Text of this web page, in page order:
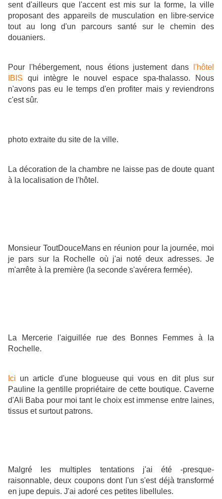
sent d'ailleurs que l'accent est mis sur la forme, la ville
proposant des appareils de musculation en libre-service
tout au long d'un parcours santé sur le chemin des
douaniers.
Pour l'hébergement, nous étions justement dans l'hôtel
IBIS qui intègre le nouvel espace spa-thalasso. Nous
n'avons pas eu le temps d'en profiter mais y reviendrons
c'est sûr.
photo extraite du site de la ville.
La décoration de la chambre ne laisse pas de doute quant
à la localisation de l'hôtel.
Monsieur ToutDouceMans en réunion pour la journée, moi
je pars sur la Rochelle où j'ai noté deux adresses. Je
m'arrête à la première (la seconde s'avérera fermée).
La Mercerie l'aiguillée rue des Bonnes Femmes à la
Rochelle.
Ici un article d'une blogueuse qui vous en dit plus sur
Pauline la gentille propriétaire de cette boutique. Caverne
d'Ali Baba pour moi tant le choix est immense entre laines,
tissus et surtout patrons.
Malgré les multiples tentations j'ai été -presque-
raisonnable, deux coupons dont l'un s'est déjà transformé
en jupe depuis. J'ai adoré ces petites libellules.